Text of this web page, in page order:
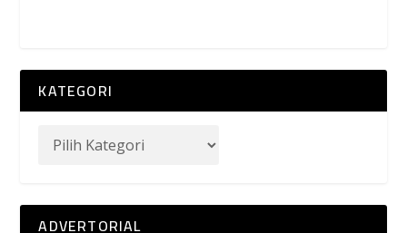
KATEGORI
ADVERTORIAL